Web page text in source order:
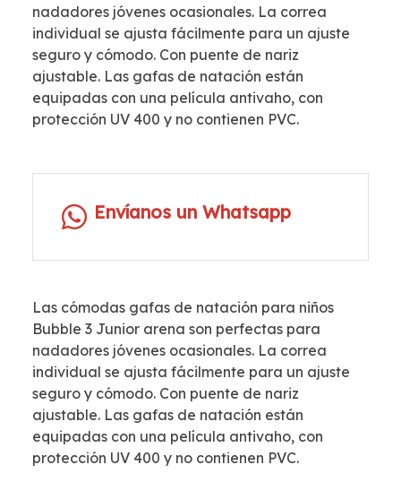
nadadores jóvenes ocasionales. La correa
individual se ajusta fácilmente para un ajuste
seguro y cómodo. Con puente de nariz
ajustable. Las gafas de natación están
equipadas con una película antivaho, con
protección UV 400 y no contienen PVC.
Envíanos un Whatsapp
Las cómodas gafas de natación para niños
Bubble 3 Junior arena son perfectas para
nadadores jóvenes ocasionales. La correa
individual se ajusta fácilmente para un ajuste
seguro y cómodo. Con puente de nariz
ajustable. Las gafas de natación están
equipadas con una película antivaho, con
protección UV 400 y no contienen PVC.